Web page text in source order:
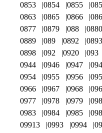
0853
0854 0855
0863
0865 0866
0877
0879 088 0880
0889
089 0892 0893
0898
092 0920 093
0944
0946 0947
0954
0955 0956
0966
0967 0968
0977
0978 0979 098
0983
0984 0985
09913
0993 0994